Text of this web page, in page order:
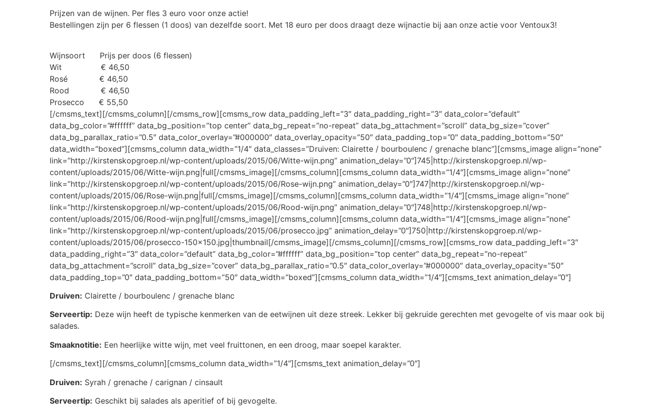
Prijzen van de wijnen. Per fles 3 euro voor onze actie!
Bestellingen zijn per 6 flessen (1 doos) van dezelfde soort. Met 18 euro per doos draagt deze wijnactie bij aan onze actie voor Ventoux3!
Wijnsoort Prijs per doos (6 flessen)
Wit € 46,50
Rosé € 46,50
Rood € 46,50
Prosecco € 55,50
[/cmsms_text][/cmsms_column][/cmsms_row][cmsms_row data_padding_left=”3″ data_padding_right=”3″ data_color=”default”
data_bg_color=”#ffffff” data_bg_position=”top center” data_bg_repeat=”no-repeat” data_bg_attachment=”scroll” data_bg_size=”cover”
data_bg_parallax_ratio=”0.5″ data_color_overlay=”#000000″ data_overlay_opacity=”50″ data_padding_top=”0″ data_padding_bottom=”50″
data_width=”boxed”][cmsms_column data_width=”1/4″ data_classes=”Druiven: Clairette / bourboulenc / grenache blanc”][cmsms_image align=”none”
link=”http://kirstenskopgroep.nl/wp-content/uploads/2015/06/Witte-wijn.png” animation_delay=”0″]745|http://kirstenskopgroep.nl/wp-
content/uploads/2015/06/Witte-wijn.png|full[/cmsms_image][/cmsms_column][cmsms_column data_width=”1/4″][cmsms_image align=”none”
link=”http://kirstenskopgroep.nl/wp-content/uploads/2015/06/Rose-wijn.png” animation_delay=”0″]747|http://kirstenskopgroep.nl/wp-
content/uploads/2015/06/Rose-wijn.png|full[/cmsms_image][/cmsms_column][cmsms_column data_width=”1/4″][cmsms_image align=”none”
link=”http://kirstenskopgroep.nl/wp-content/uploads/2015/06/Rood-wijn.png” animation_delay=”0″]748|http://kirstenskopgroep.nl/wp-
content/uploads/2015/06/Rood-wijn.png|full[/cmsms_image][/cmsms_column][cmsms_column data_width=”1/4″][cmsms_image align=”none”
link=”http://kirstenskopgroep.nl/wp-content/uploads/2015/06/prosecco.jpg” animation_delay=”0″]750|http://kirstenskopgroep.nl/wp-
content/uploads/2015/06/prosecco-150×150.jpg|thumbnail[/cmsms_image][/cmsms_column][/cmsms_row][cmsms_row data_padding_left=”3″
data_padding_right=”3″ data_color=”default” data_bg_color=”#ffffff” data_bg_position=”top center” data_bg_repeat=”no-repeat”
data_bg_attachment=”scroll” data_bg_size=”cover” data_bg_parallax_ratio=”0.5″ data_color_overlay=”#000000″ data_overlay_opacity=”50″
data_padding_top=”0″ data_padding_bottom=”50″ data_width=”boxed”][cmsms_column data_width=”1/4″][cmsms_text animation_delay=”0″]
Druiven: Clairette / bourboulenc / grenache blanc
Serveertip: Deze wijn heeft de typische kenmerken van de eetwijnen uit deze streek. Lekker bij gekruide gerechten met gevogelte of vis maar ook bij
salades.
Smaaknotitie: Een heerlijke witte wijn, met veel fruittonen, en een droog, maar soepel karakter.
[/cmsms_text][/cmsms_column][cmsms_column data_width=”1/4″][cmsms_text animation_delay=”0″]
Druiven: Syrah / grenache / carignan / cinsault
Serveertip: Geschikt bij salades als aperitief of bij gevogelte.